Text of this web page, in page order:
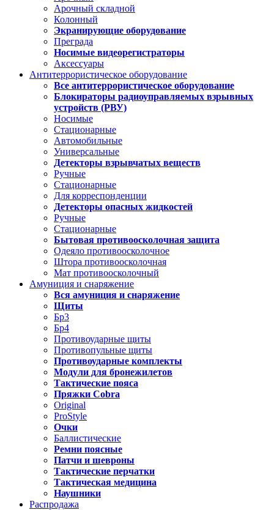
Арочный складной
Колонный
Экранирующие оборудование
Преграда
Носимые видеорегистраторы
Аксессуары
Антитеррористическое оборудование
Все антитеррористическое оборудование
Блокираторы радиоуправляемых взрывных
устройств (РВУ)
Носимые
Стационарные
Автомобильные
Универсальные
Детекторы взрывчатых веществ
Ручные
Стационарные
Для корреспонденции
Детекторы опасных жидкостей
Ручные
Стационарные
Бытовая противоосколочная защита
Одеяло противоосколочное
Штора противоосколочная
Мат противоосколочный
Амуниция и снаряжение
Вся амуниция и снаряжение
Щиты
Бр3
Бр4
Противоударные щиты
Противопульные щиты
Противоударные комплекты
Модули для бронежилетов
Тактические пояса
Пряжки Cobra
Original
ProStyle
Очки
Баллистические
Ремни поясные
Патчи и шевроны
Тактические перчатки
Тактическая медицина
Наушники
Распродажа